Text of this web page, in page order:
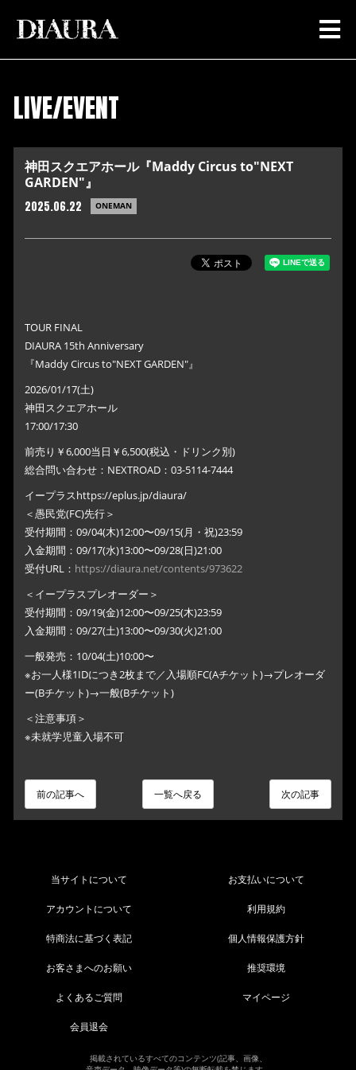
LIVE/EVENT
神田スクエアホール『Maddy Circus to"NEXT
GARDEN"』
2025.06.22 ONEMAN
TOUR FINAL
DIAURA 15th Anniversary
『Maddy Circus to"NEXT GARDEN"』
2026/01/17(土)
神田スクエアホール
17:00/17:30
前売り￥6,000当日￥6,500(税込・ドリンク別)
総合問い合わせ：NEXTROAD：03-5114-7444
イープラスhttps://eplus.jp/diaura/
＜愚民党(FC)先行＞
受付期間：09/04(木)12:00〜09/15(月・祝)23:59
入金期間：09/17(水)13:00〜09/28(日)21:00
受付URL： https://diaura.net/contents/973622
＜イープラスプレオーダー＞
受付期間：09/19(金)12:00〜09/25(木)23:59
入金期間：09/27(土)13:00〜09/30(火)21:00
一般発売：10/04(土)10:00〜
※お一人様1IDにつき2枚まで／入場順FC(Aチケット)→プレオーダ
ー(Bチケット)→一般(Bチケット)
＜注意事項＞
※未就学児童入場不可
次の記事
一覧へ戻る
前の記事へ
当サイトについて お支払いについて
アカウントについて 利用規約
特商法に基づく表記 個人情報保護方針
お客さまへのお願い 推奨環境
よくあるご質問 マイページ
会員退会
掲載されているすべてのコンテンツ(記事、画像、